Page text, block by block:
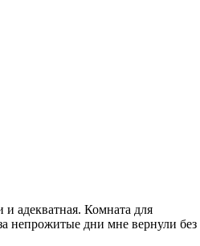
адекватная. Комната для
непрожитые дни мне вернули без